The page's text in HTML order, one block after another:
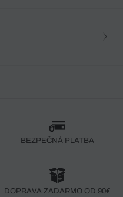
BEZPEČNÁ PLATBA
DOPRAVA ZADARMO OD 90€